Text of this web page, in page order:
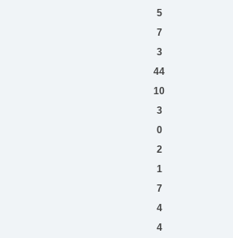
5
7
3
44
10
3
0
2
1
7
4
4